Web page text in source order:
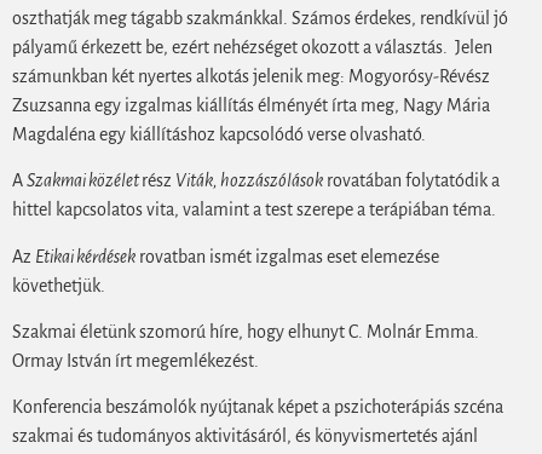
oszthatják meg tágabb szakmánkkal. Számos érdekes, rendkívül jó
pályamű érkezett be, ezért nehézséget okozott a választás. Jelen
számunkban két nyertes alkotás jelenik meg: Mogyorósy-Révész
Zsuzsanna egy izgalmas kiállítás élményét írta meg, Nagy Mária
Magdaléna egy kiállításhoz kapcsolódó verse olvasható.
ASzakmai közéletrész Viták, hozzászólások rovatában folytatódik a
hittel kapcsolatos vita, valamint a test szerepe a terápiában téma.
Az Etikai kérdések rovatban ismét izgalmas eset elemezése
követhetjük.
Szakmai életünk szomorú híre, hogy elhunyt C. Molnár Emma.
Ormay István írt megemlékezést.
Konferencia beszámolók nyújtanak képet a pszichoterápiás szcéna
szakmai és tudományos aktivitásáról, és könyvismertetés ajánl